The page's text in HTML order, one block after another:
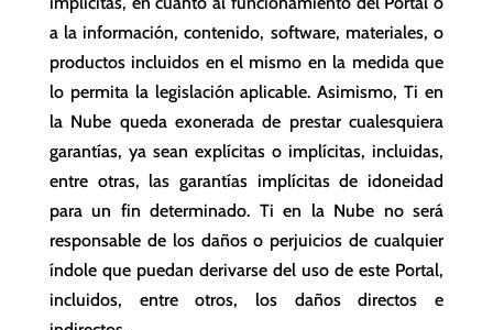
a la información, contenido, software, materiales, o
productos incluidos en el mismo en la medida que
lo permita la legislación aplicable. Asimismo, Ti en
la Nube queda exonerada de prestar cualesquiera
garantías, ya sean explícitas o implícitas, incluidas,
entre otras, las garantías implícitas de idoneidad
para un fin determinado. Ti en la Nube no será
responsable de los daños o perjuicios de cualquier
índole que puedan derivarse del uso de este Portal,
incluidos, entre otros, los daños directos e